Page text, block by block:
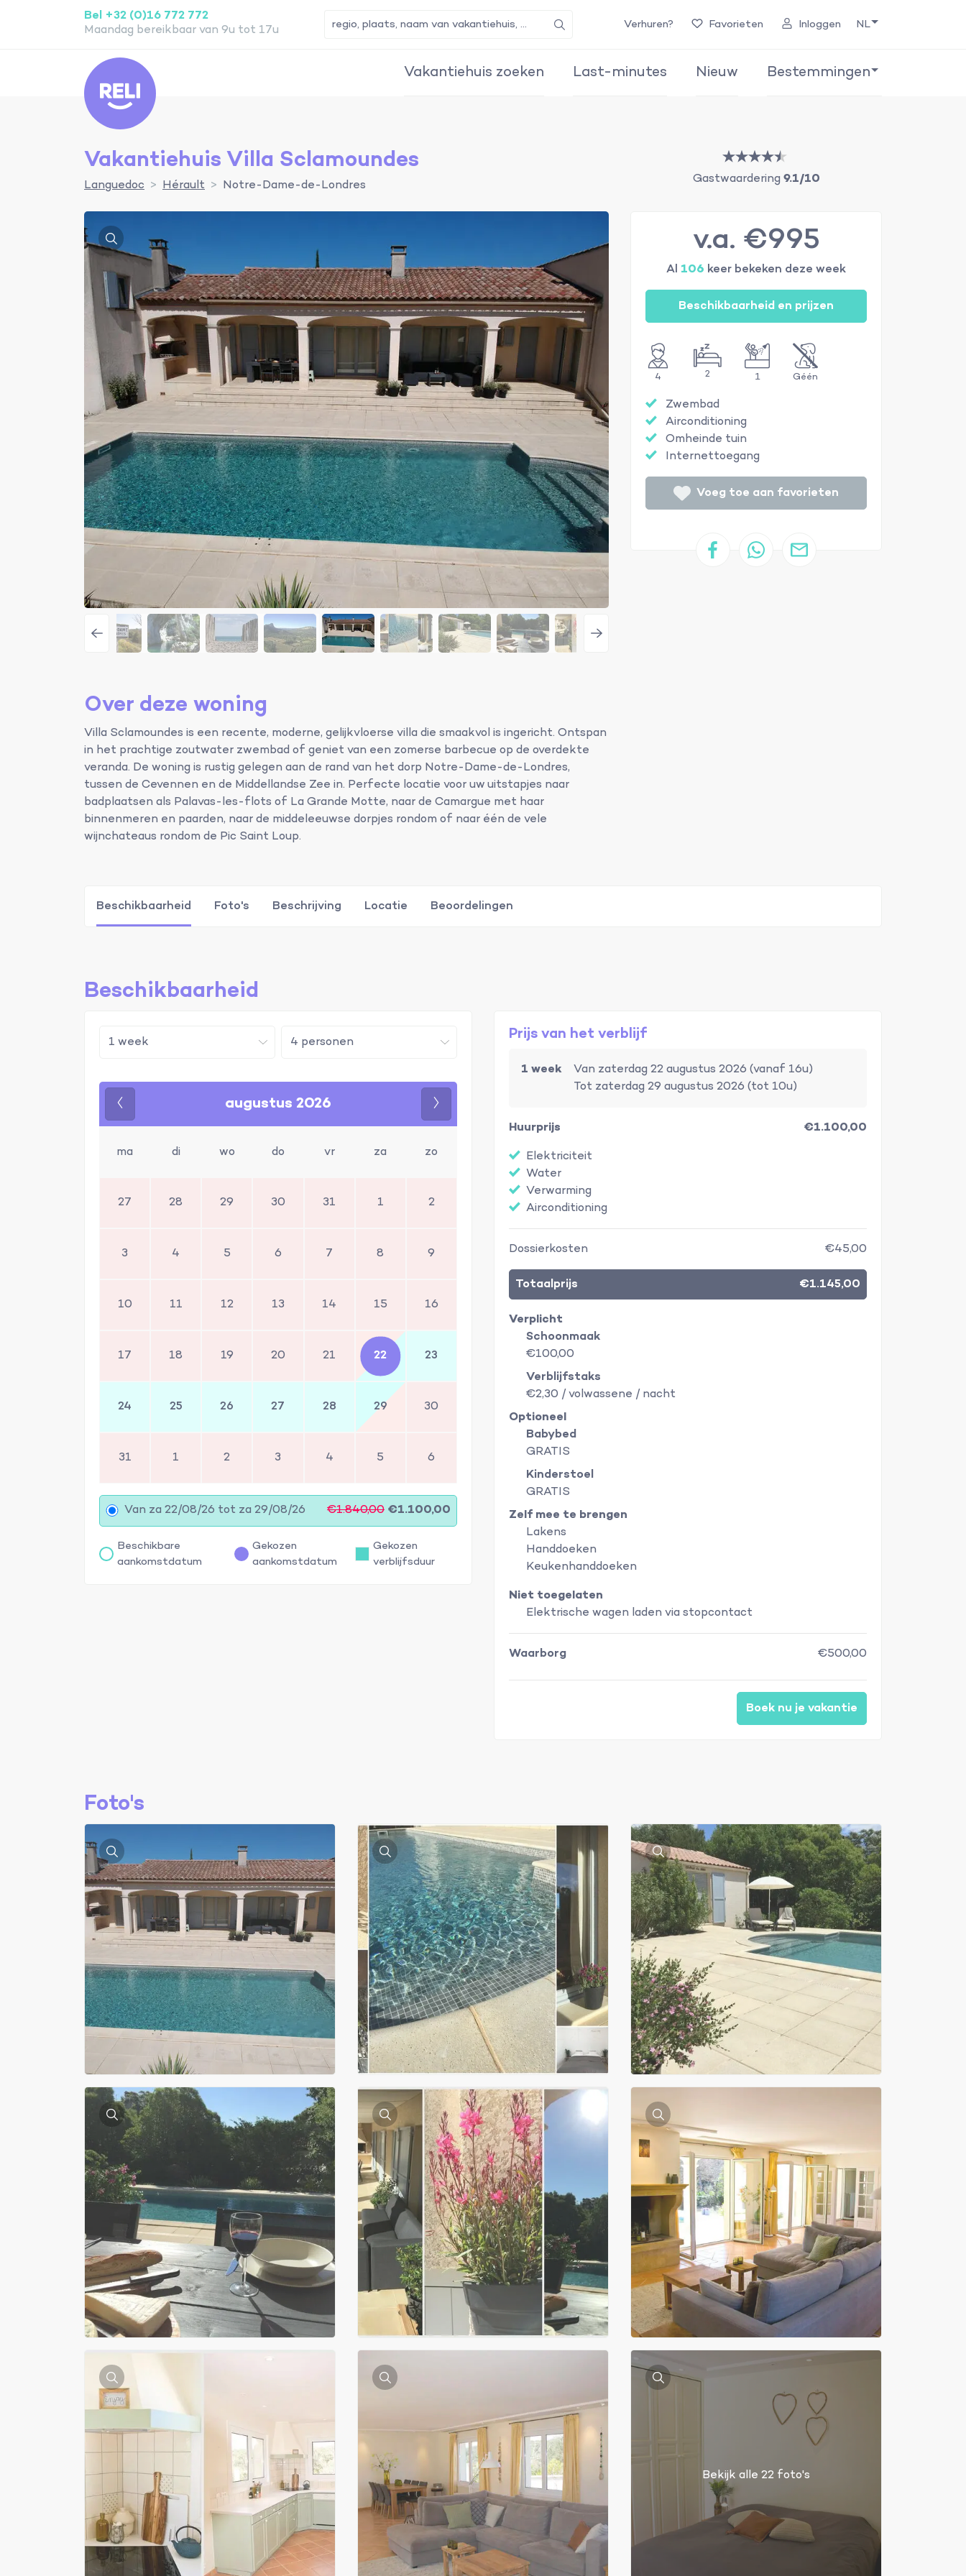
Reli
Bel +32 (0)16 772 772
Maandag bereikbaar van 9u tot 17u
Zoeken Verhuren? Favorieten Inloggen NL
Vakantiehuis zoeken Last-minutes Nieuw Bestemmingen
Gastwaardering 9.1/10
Languedoc Hérault Notre-Dame-de-Londres
Vakantiehuis Villa Sclamoundes
4 2 1 Géén
Zwembad
Airconditioning
Omheinde tuin
Internettoegang
v.a. €995
Al 106 keer bekeken deze week
Beschikbaarheid en prijzen
Voeg toe aan favorieten
Over deze woning
Villa Sclamoundes is een recente, moderne, gelijkvloerse villa die smaakvol is ingericht. Ontspan
in het prachtige zoutwater zwembad of geniet van een zomerse barbecue op de overdekte
veranda. De woning is rustig gelegen aan de rand van het dorp Notre-Dame-de-Londres,
tussen de Cevennen en de Middellandse Zee in. Perfecte locatie voor uw uitstapjes naar
badplaatsen als Palavas-les-flots of La Grande Motte, naar de Camargue met haar
binnenmeren en paarden, naar de middeleeuwse dorpjes rondom of naar één de vele
wijnchateaus rondom de Pic Saint Loup.
Beschikbaarheid Foto's Beschrijving Locatie Beoordelingen
Beschikbaarheid
augustus 2026
ma di wo do vr za zo
27 28 29 30 31 1 2
3 4 5 6 7 8 9
10 11 12 13 14 15 16
17 18 19 20 21 22 23
24 25 26 27 28 29 30
31 1 2 3 4 5 6
Van za 22/08/26 tot za 29/08/26 €1.840,00 €1.100,00
Beschikbare
aankomstdatum
Gekozen
aankomstdatum
Gekozen
verblijfsduur
Prijs van het verblijf
1 week
Van zaterdag 22 augustus 2026 (vanaf 16u)
Tot zaterdag 29 augustus 2026 (tot 10u)
Huurprijs
€1.100,00
Elektriciteit
Water
Verwarming
Airconditioning
Dossierkosten €45,00
Totaalprijs €1.145,00
Verplicht
Schoonmaak
€100,00
Verblijfstaks
€2,30 / volwassene / nacht
Optioneel
Babybed
GRATIS
Kinderstoel
GRATIS
Zelf mee te brengen
Lakens
Handdoeken
Keukenhanddoeken
Niet toegelaten
Elektrische wagen laden via stopcontact
Waarborg €500,00
Boek nu je vakantie
Foto's
Bekijk alle 22 foto's